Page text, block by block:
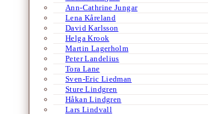
Ann-Cathrine Jungar
Lena Kåreland
David Karlsson
Helga Krook
Martin Lagerholm
Peter Landelius
Tora Lane
Sven-Eric Liedman
Sture Lindgren
Håkan Lindgren
Lars Lindvall